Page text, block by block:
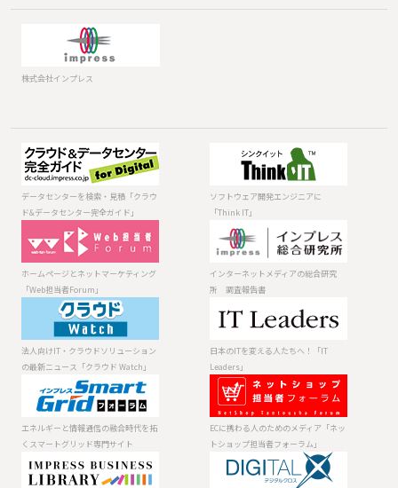
株式会社インプレス
データセンター
を検索・見積
「クラウド&デー
タセンター完全
ソフトウェア開
発エンジニアに
「Think IT」
ホームページと
ネットマーケテ
ィング「Web担
当者Forum」
インターネット
メディアの総合
研究所 調査報
法人向けIT・ク
ラウドソリュー
ションの最新ニ
ュース「クラウ
日本のITを変え
「IT Leaders」
エネルギーと情
報通信の融合時
代を拓くスマー
トグリッド専門
ECに携わる人の
ためのメディア
「ネットショッ
プ担当者フォー
製品 ⁄ サービスの
デジタルが生み
データセンターを検索・見積「クラウ
ド&データセンター完全ガイド」
ソフトウェア開発エンジニアに
「Think IT」
ホームページとネットマーケティング
「Web担当者Forum」
インターネットメディアの総合研究
所 調査報告書
法人向けIT・クラウドソリューション
の最新ニュース「クラウド Watch」
日本のITを変える人たちへ！「IT
Leaders」
エネルギーと情報通信の融合時代を拓
くスマートグリッド専門サイト
ECに携わる人のためのメディア「ネッ
トショップ担当者フォーラム」